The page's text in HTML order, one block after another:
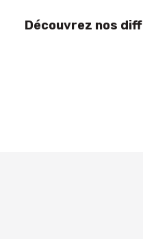
Découvrez nos